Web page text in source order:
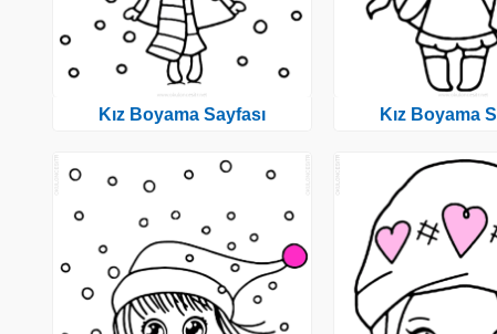
Kız Boyama Sayfası Kız Boyama